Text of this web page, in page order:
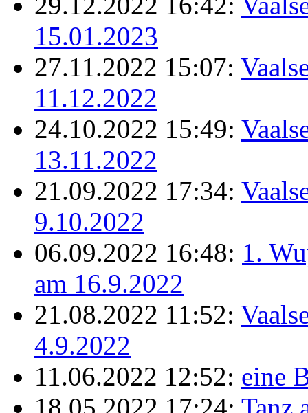
15.01.2023
27.11.2022 15:07:
11.12.2022
24.10.2022 15:49:
13.11.2022
21.09.2022 17:34:
9.10.2022
06.09.2022 16:48: 1.
am 16.9.2022
21.08.2022 11:52:
4.9.2022
11.06.2022 12:52: eine
18.05.2022 17:24: Tanz